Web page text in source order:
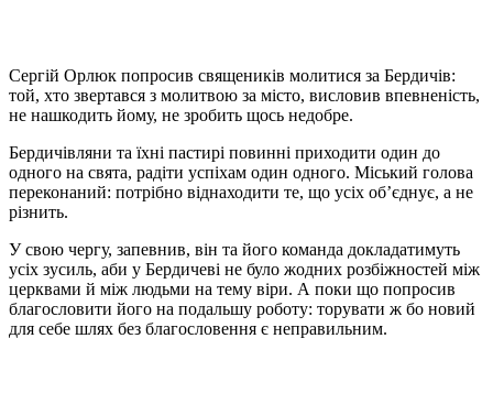
Сергій Орлюк попросив священиків молитися за Бердичів:
той, хто звертався з молитвою за місто, висловив впевненість,
не нашкодить йому, не зробить щось недобре.
Бердичівляни та їхні пастирі повинні приходити один до
одного на свята, радіти успіхам один одного. Міський голова
переконаний: потрібно віднаходити те, що усіх об’єднує, а не
різнить.
У свою чергу, запевнив, він та його команда докладатимуть
усіх зусиль, аби у Бердичеві не було жодних розбіжностей між
церквами й між людьми на тему віри. А поки що попросив
благословити його на подальшу роботу: торувати ж бо новий
для себе шлях без благословення є неправильним.